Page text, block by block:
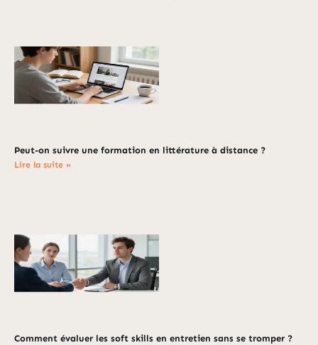
Peut-on suivre une formation en littérature à distance ?
Lire la suite »
Comment évaluer les soft skills en entretien sans se tromper ?